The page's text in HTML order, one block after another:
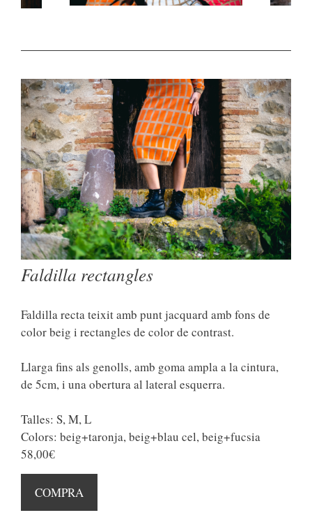
Faldilla rectangles
Faldilla recta teixit amb punt jacquard amb fons de
color beig i rectangles de color de contrast.
Llarga fins als genolls, amb goma ampla a la cintura,
de 5cm, i una obertura al lateral esquerra.
Talles: S, M, L
Colors: beig+taronja, beig+blau cel, beig+fucsia
58,00€
COMPRA